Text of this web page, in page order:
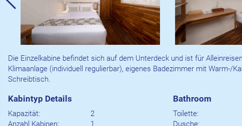
Die Einzelkabine befindet sich auf dem Unterdeck und ist für
Klimaanlage (individuell regulierbar), eigenes Badezimmer mit Warm-/
Schreibtisch.
Kabintyp Details
Kapazität:
2
Anzahl Kabinen:
1
Bathroom
Toilette:
Dusche: